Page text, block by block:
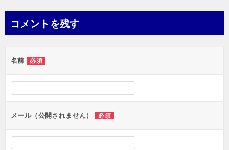
ビ
ー
シ
ン
コメントを残す
名前 必須
メール（公開されません） 必須